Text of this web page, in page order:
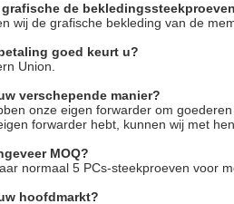
de
wij de grafische bekleding van de
goed keurt u?
Union.
verschepende manier?
onze eigen forwarder om
forwarder hebt, kunnen wij met
MOQ?
normaal 5 PCs-steekproeven voor
hoofdmarkt?